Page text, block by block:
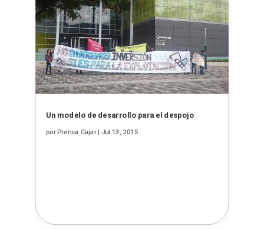
Un modelo de desarrollo para el despojo
porPrensa Cajar| Jul 13, 2015